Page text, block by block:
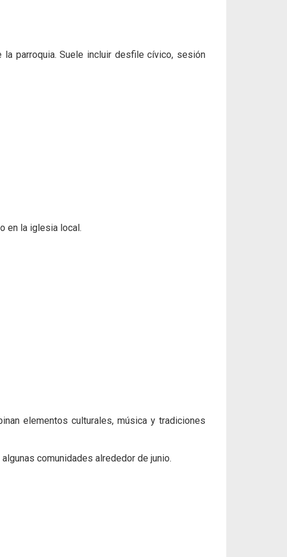
parroquia. Suele incluir desfile cívico, sesión
en la iglesia local.
elementos culturales, música y tradiciones
comunidades alrededor de junio.